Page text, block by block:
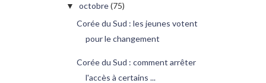
▼ octobre(75)
Corée du Sud : les jeunes votent
pour le changement
Corée du Sud : comment arrêter
l'accès à certains ...